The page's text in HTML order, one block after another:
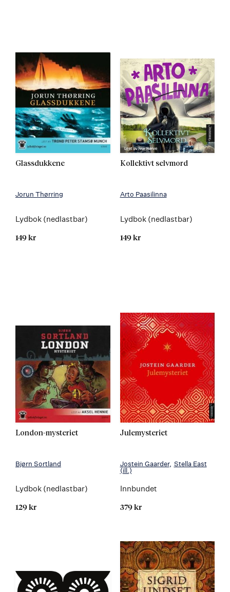
Glassdukkene
Jorun Thørring
Lydbok (nedlastbar)
149 kr
Kollektivt selvmord
Arto Paasilinna
Lydbok (nedlastbar)
149 kr
London-mysteriet
Bjørn Sortland
Lydbok (nedlastbar)
129 kr
Julemysteriet
Jostein Gaarder Stella East
(ill.)
Innbundet
379 kr